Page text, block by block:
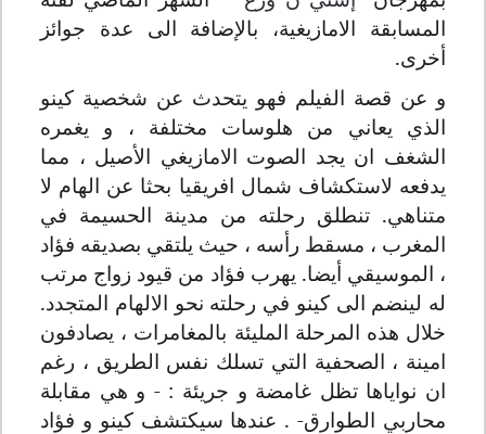
المسابقة الامازيغية، بالإضافة الى عدة جوائز
أخرى.
و عن قصة الفيلم فهو يتحدث عن شخصية كينو
الذي يعاني من هلوسات مختلفة ، و يغمره
الشغف ان يجد الصوت الامازيغي الأصيل ، مما
يدفعه لاستكشاف شمال افريقيا بحثا عن الهام لا
متناهي. تنطلق رحلته من مدينة الحسيمة في
المغرب ، مسقط رأسه ، حيث يلتقي بصديقه فؤاد
، الموسيقي أيضا. يهرب فؤاد من قيود زواج مرتب
له لينضم الى كينو في رحلته نحو الالهام المتجدد.
خلال هذه المرحلة المليئة بالمغامرات ، يصادفون
امينة ، الصحفية التي تسلك نفس الطريق ، رغم
ان نواياها تظل غامضة و جريئة : - و هي مقابلة
محاربي الطوارق- . عندها سيكتشف كينو و فؤاد